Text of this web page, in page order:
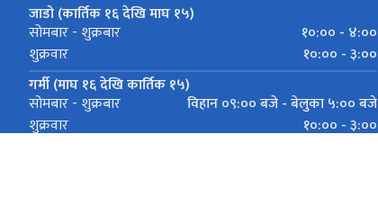
जाडो (कार्तिक १६ देखि माघ १५)
सोमबार - शुक्रबार
१०:०० - ४:००
शुक्रवार
१०:०० - ३:००
गर्मी (माघ १६ देखि कार्तिक १५)
सोमबार - शुक्रबार
विहान ०९:०० बजे - बेलुका ५:०० बजे
शुक्रवार
१०:०० - ३:००